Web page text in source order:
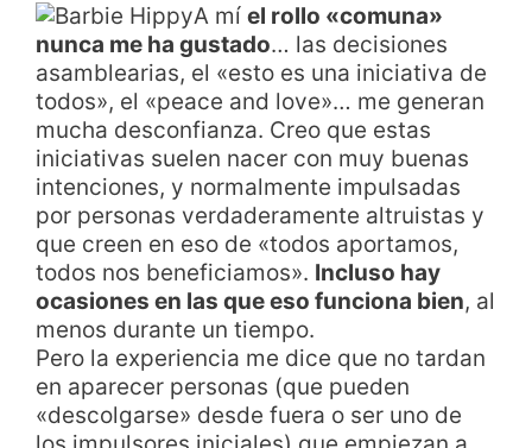
A mí el rollo «comuna»
nunca me ha gustado… las decisiones
asamblearias, el «esto es una iniciativa de
todos», el «peace and love»… me generan
mucha desconfianza. Creo que estas
iniciativas suelen nacer con muy buenas
intenciones, y normalmente impulsadas
por personas verdaderamente altruistas y
que creen en eso de «todos aportamos,
todos nos beneficiamos». Incluso hay
ocasiones en las que eso funciona bien, al
menos durante un tiempo.
Pero la experiencia me dice que no tardan
en aparecer personas (que pueden
«descolgarse» desde fuera o ser uno de